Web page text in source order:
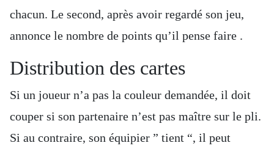
chacun. Le second, après avoir regardé son jeu,
annonce le nombre de points qu’il pense faire .
Distribution des cartes
Si un joueur n’a pas la couleur demandée, il doit
couper si son partenaire n’est pas maître sur le pli.
Si au contraire, son équipier ” tient “, il peut